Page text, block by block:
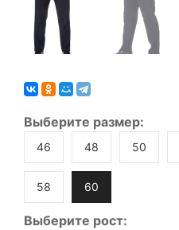
Выберите размер:
46 48 50
58 60
Выберите рост: